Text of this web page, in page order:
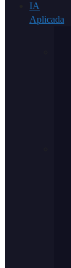
IA
Aplicada